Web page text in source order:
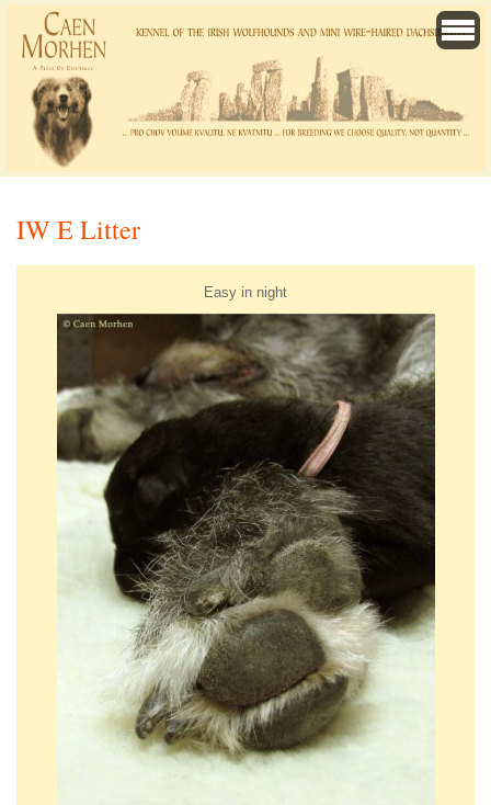
IW E Litter
Easy in night